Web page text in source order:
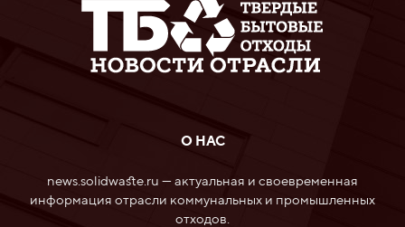
О НАС
news.solidwaste.ru — актуальная и своевременная
информация отрасли коммунальных и промышленных
отходов.